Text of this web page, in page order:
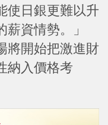
使日銀更難以升
資情勢。」
將開始把激進財
納入價格考